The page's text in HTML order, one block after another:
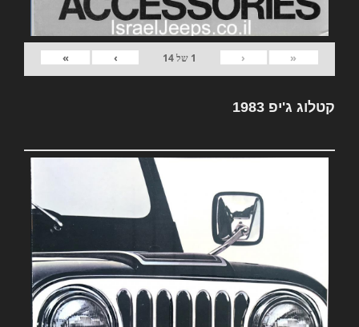
«
‹
1 של14
›
»
קטלוג ג'יפ 1983